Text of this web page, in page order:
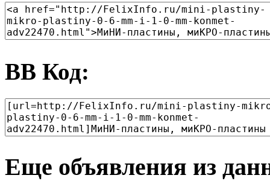
BB Код:
Еще объявления из